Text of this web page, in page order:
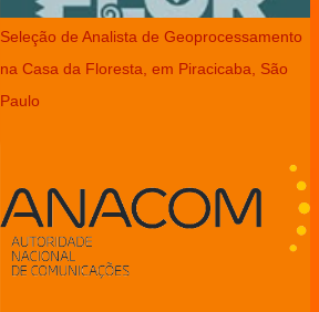
Seleção de Analista de Geoprocessamento
na Casa da Floresta, em Piracicaba, São
Paulo